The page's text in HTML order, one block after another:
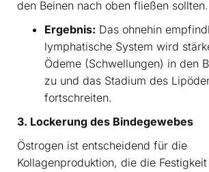
den Beinen nach oben fließen sollten.
Ergebnis: Das ohnehin
lymphatische System wird
Ödeme (Schwellungen) in den
zu und das Stadium des
fortschreiten.
3. Lockerung des Bindegewebes
Östrogen ist entscheidend für die
Kollagenproduktion, die die